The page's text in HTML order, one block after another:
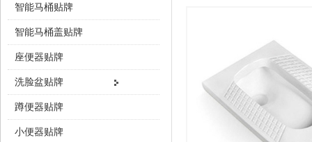
智能马桶贴牌
智能马桶盖贴牌
座便器贴牌
洗脸盆贴牌
蹲便器贴牌
小便器贴牌